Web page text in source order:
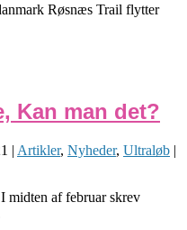
Røsnæs Trail flytter
Kan man det?
| Artikler, Nyheder, Ultraløb |
midten af februar skrev